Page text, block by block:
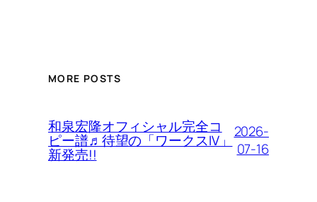
MORE POSTS
和泉宏隆オフィシャル完全コ
ピー譜♬待望の「ワークスIV」
新発売!!
2026-
07-16